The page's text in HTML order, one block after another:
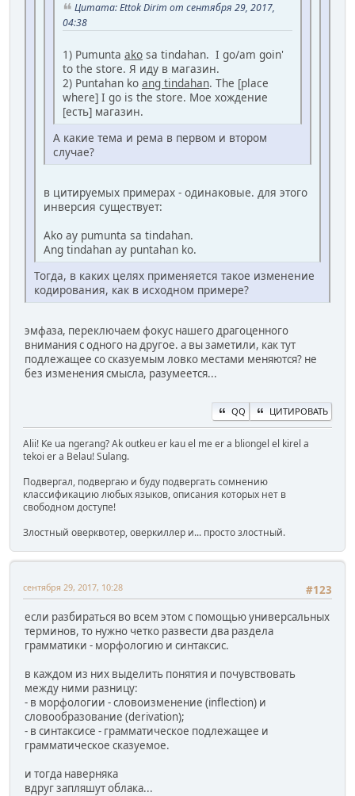
Цитата: Ettok Dirim от сентября 29, 2017,
04:38
1) Pumunta ako sa tindahan. I go/am goin'
to the store. Я иду в магазин.
2) Puntahan ko ang tindahan. The [place
where] I go is the store. Мое хождение
[есть] магазин.
А какие тема и рема в первом и втором
случае?
в цитируемых примерах - одинаковые. для этого
инверсия существует:
Ako ay pumunta sa tindahan.
Ang tindahan ay puntahan ko.
Тогда, в каких целях применяется такое изменение
кодирования, как в исходном примере?
эмфаза, переключаем фокус нашего драгоценного
внимания с одного на другое. а вы заметили, как тут
подлежащее со сказуемым ловко местами меняются? не
без изменения смысла, разумеется...
QQ ЦИТИРОВАТЬ
Alii! Ke ua ngerang? Ak outkeu er kau el me er a bliongel el kirel a
tekoi er a Belau! Sulang.
Подвергал, подвергаю и буду подвергать сомнению
классификацию любых языков, описания которых нет в
свободном доступе!
Злостный оверквотер, оверкиллер и... просто злостный.
#123
сентября 29, 2017, 10:28
если разбираться во всем этом с помощью универсальных
терминов, то нужно четко развести два раздела
грамматики - морфологию и синтаксис.
в каждом из них выделить понятия и почувствовать
между ними разницу:
- в морфологии - словоизменение (inflection) и
словообразование (derivation);
- в синтаксисе - грамматическое подлежащее и
грамматическое сказуемое.
и тогда наверняка
вдруг запляшут облака...